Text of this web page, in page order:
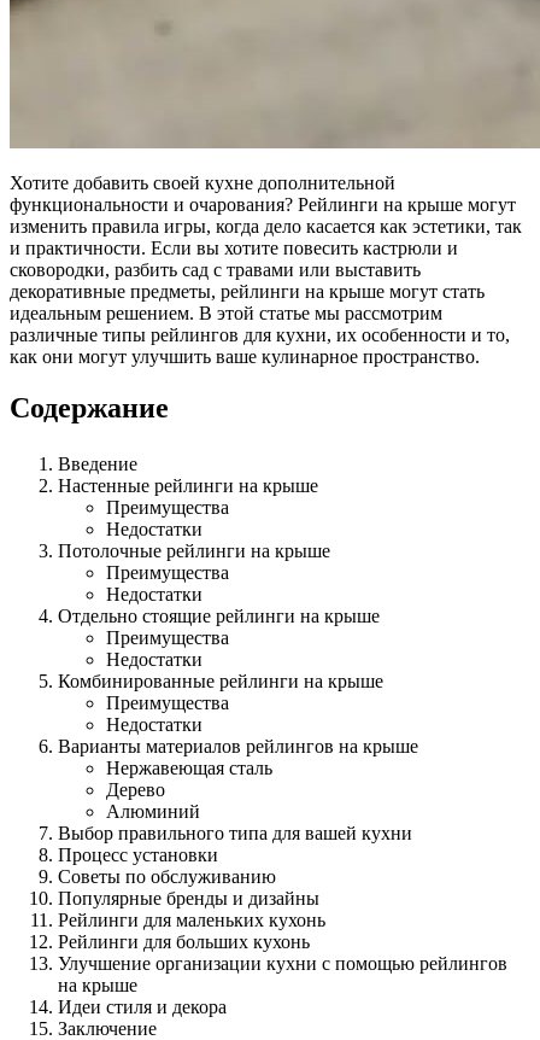
Хотите добавить своей кухне дополнительной
функциональности и очарования? Рейлинги на крыше могут
изменить правила игры, когда дело касается как эстетики, так
и практичности. Если вы хотите повесить кастрюли и
сковородки, разбить сад с травами или выставить
декоративные предметы, рейлинги на крыше могут стать
идеальным решением. В этой статье мы рассмотрим
различные типы рейлингов для кухни, их особенности и то,
как они могут улучшить ваше кулинарное пространство.
Содержание
Введение
Настенные рейлинги на крыше
Преимущества
Недостатки
Потолочные рейлинги на крыше
Преимущества
Недостатки
Отдельно стоящие рейлинги на крыше
Преимущества
Недостатки
Комбинированные рейлинги на крыше
Преимущества
Недостатки
Варианты материалов рейлингов на крыше
Нержавеющая сталь
Дерево
Алюминий
Выбор правильного типа для вашей кухни
Процесс установки
Советы по обслуживанию
Популярные бренды и дизайны
Рейлинги для маленьких кухонь
Рейлинги для больших кухонь
Улучшение организации кухни с помощью рейлингов
на крыше
Идеи стиля и декора
Заключение